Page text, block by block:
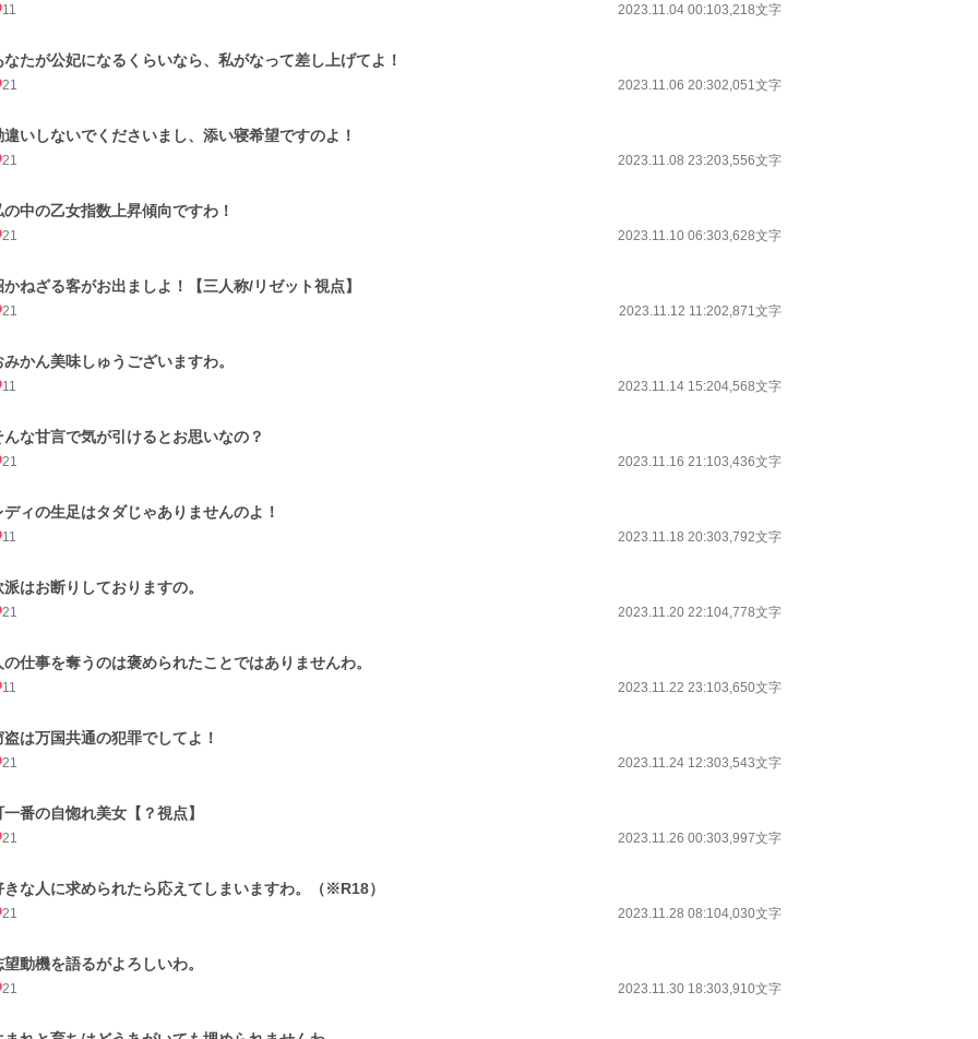
11 2023.11.04 00:103,218文字
なたが公妃になるくらいなら、私がなって差し上げてよ！
21 2023.11.06 20:302,051文字
違いしないでくださいまし、添い寝希望ですのよ！
21 2023.11.08 23:203,556文字
の中の乙女指数上昇傾向ですわ！
21 2023.11.10 06:303,628文字
かねざる客がお出ましよ！【三人称/リゼット視点】
21 2023.11.12 11:202,871文字
みかん美味しゅうございますわ。
11 2023.11.14 15:204,568文字
んな甘言で気が引けるとお思いなの？
21 2023.11.16 21:103,436文字
ディの生足はタダじゃありませんのよ！
11 2023.11.18 20:303,792文字
派はお断りしておりますの。
21 2023.11.20 22:104,778文字
の仕事を奪うのは褒められたことではありませんわ。
11 2023.11.22 23:103,650文字
盗は万国共通の犯罪でしてよ！
21 2023.11.24 12:303,543文字
一番の自惚れ美女【？視点】
21 2023.11.26 00:303,997文字
きな人に求められたら応えてしまいますわ。（※R18）
21 2023.11.28 08:104,030文字
望動機を語るがよろしいわ。
21 2023.11.30 18:303,910文字